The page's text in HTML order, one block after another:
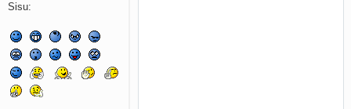
Kassimäng
Läänemere lained
Üle müüri
Valgusemaastikud
Sisu: